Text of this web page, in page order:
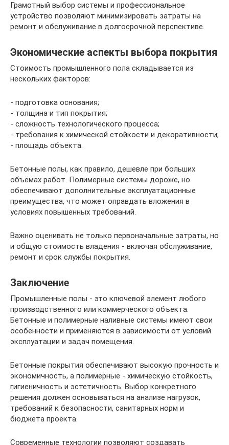
Грамотный выбор системы и профессиональное
устройство позволяют минимизировать затраты на
ремонт и обслуживание в долгосрочной перспективе.
Экономические аспекты выбора покрытия
Стоимость промышленного пола складывается из
нескольких факторов:
- подготовка основания;
- толщина и тип покрытия;
- сложность технологического процесса;
- требования к химической стойкости и декоративности;
- площадь объекта.
Бетонные полы, как правило, дешевле при больших
объёмах работ. Полимерные системы дороже, но
обеспечивают дополнительные эксплуатационные
преимущества, что может оправдать вложения в
условиях повышенных требований.
Важно оценивать не только первоначальные затраты, но
и общую стоимость владения - включая обслуживание,
ремонт и срок службы покрытия.
Заключение
Промышленные полы - это ключевой элемент любого
производственного или коммерческого объекта.
Бетонные и полимерные наливные системы имеют свои
особенности и применяются в зависимости от условий
эксплуатации и задач помещения.
Бетонные покрытия обеспечивают высокую прочность и
экономичность, а полимерные - химическую стойкость,
гигиеничность и эстетичность. Выбор конкретного
решения должен основываться на анализе нагрузок,
требований к безопасности, санитарных норм и
бюджета проекта.
Современные технологии позволяют создавать